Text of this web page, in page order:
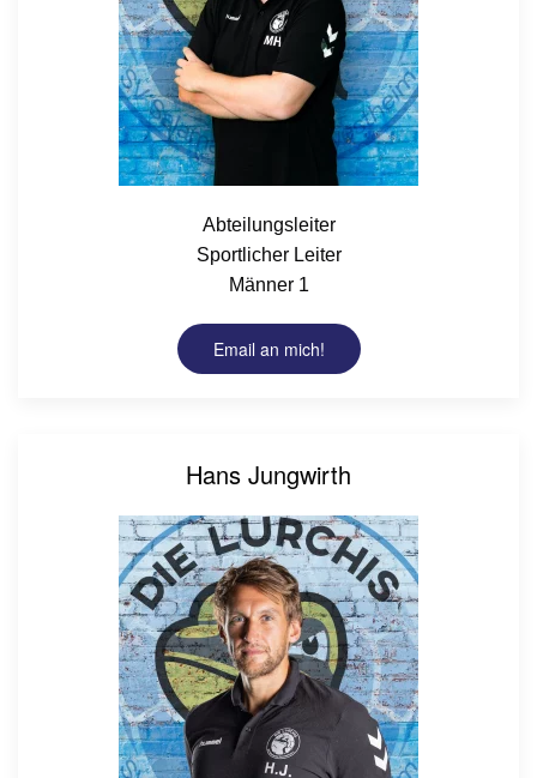
Abteilungsleiter
Sportlicher Leiter
Männer 1
Email an mich!
Hans Jungwirth